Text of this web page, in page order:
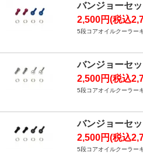
バンジョーセ
2,500円(税込
5段コアオイルクーラー
バンジョーセ
2,500円(税込
5段コアオイルクーラー
バンジョーセ
2,500円(税込
5段コアオイルクーラー